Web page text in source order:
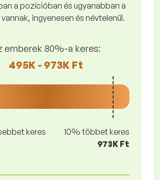
a pozícióban és ugyanabban a
ingyenesen és névtelenül.
emberek 80%-a keres:
495K - 973K Ft
keres
10% többet keres
973K Ft